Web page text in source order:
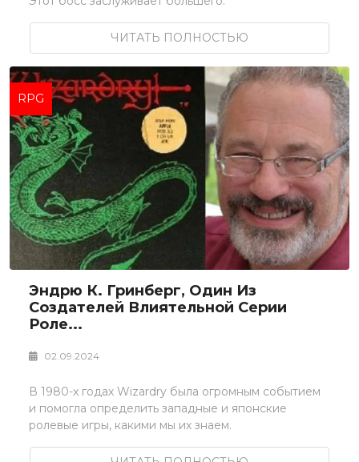
ЧИТАТЬ ПОЛНОСТЬЮ
RPG
Эндрю К. Гринберг, Один Из
Создателей Влиятельной Серии
Роле...
02.09.2024
В 1980-х годах Wizardry была огромным событием
и помогла определить западные и японские
ролевые игры, какими мы их знаем.